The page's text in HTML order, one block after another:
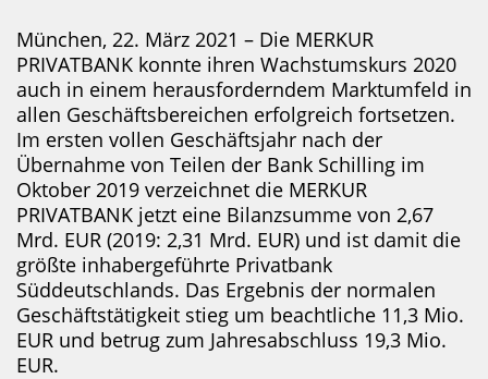
München, 22. März 2021 – Die MERKUR
PRIVATBANK konnte ihren Wachstumskurs 2020
auch in einem herausforderndem Marktumfeld in
allen Geschäftsbereichen erfolgreich fortsetzen.
Im ersten vollen Geschäftsjahr nach der
Übernahme von Teilen der Bank Schilling im
Oktober 2019 verzeichnet die MERKUR
PRIVATBANK jetzt eine Bilanzsumme von 2,67
Mrd. EUR (2019: 2,31 Mrd. EUR) und ist damit die
größte inhabergeführte Privatbank
Süddeutschlands. Das Ergebnis der normalen
Geschäftstätigkeit stieg um beachtliche 11,3 Mio.
EUR und betrug zum Jahresabschluss 19,3 Mio.
EUR.